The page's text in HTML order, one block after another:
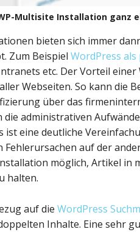
Multisite Installation ganz
bieten sich immer
Zum Beispiel WordPress
etc. Der Vorteil
Webseiten. So kann die
über das
die administrativen
ist eine deutliche
auf der
möglich, Artikel in
halten.
auf die WordPress
Inhalte. Eine sehr